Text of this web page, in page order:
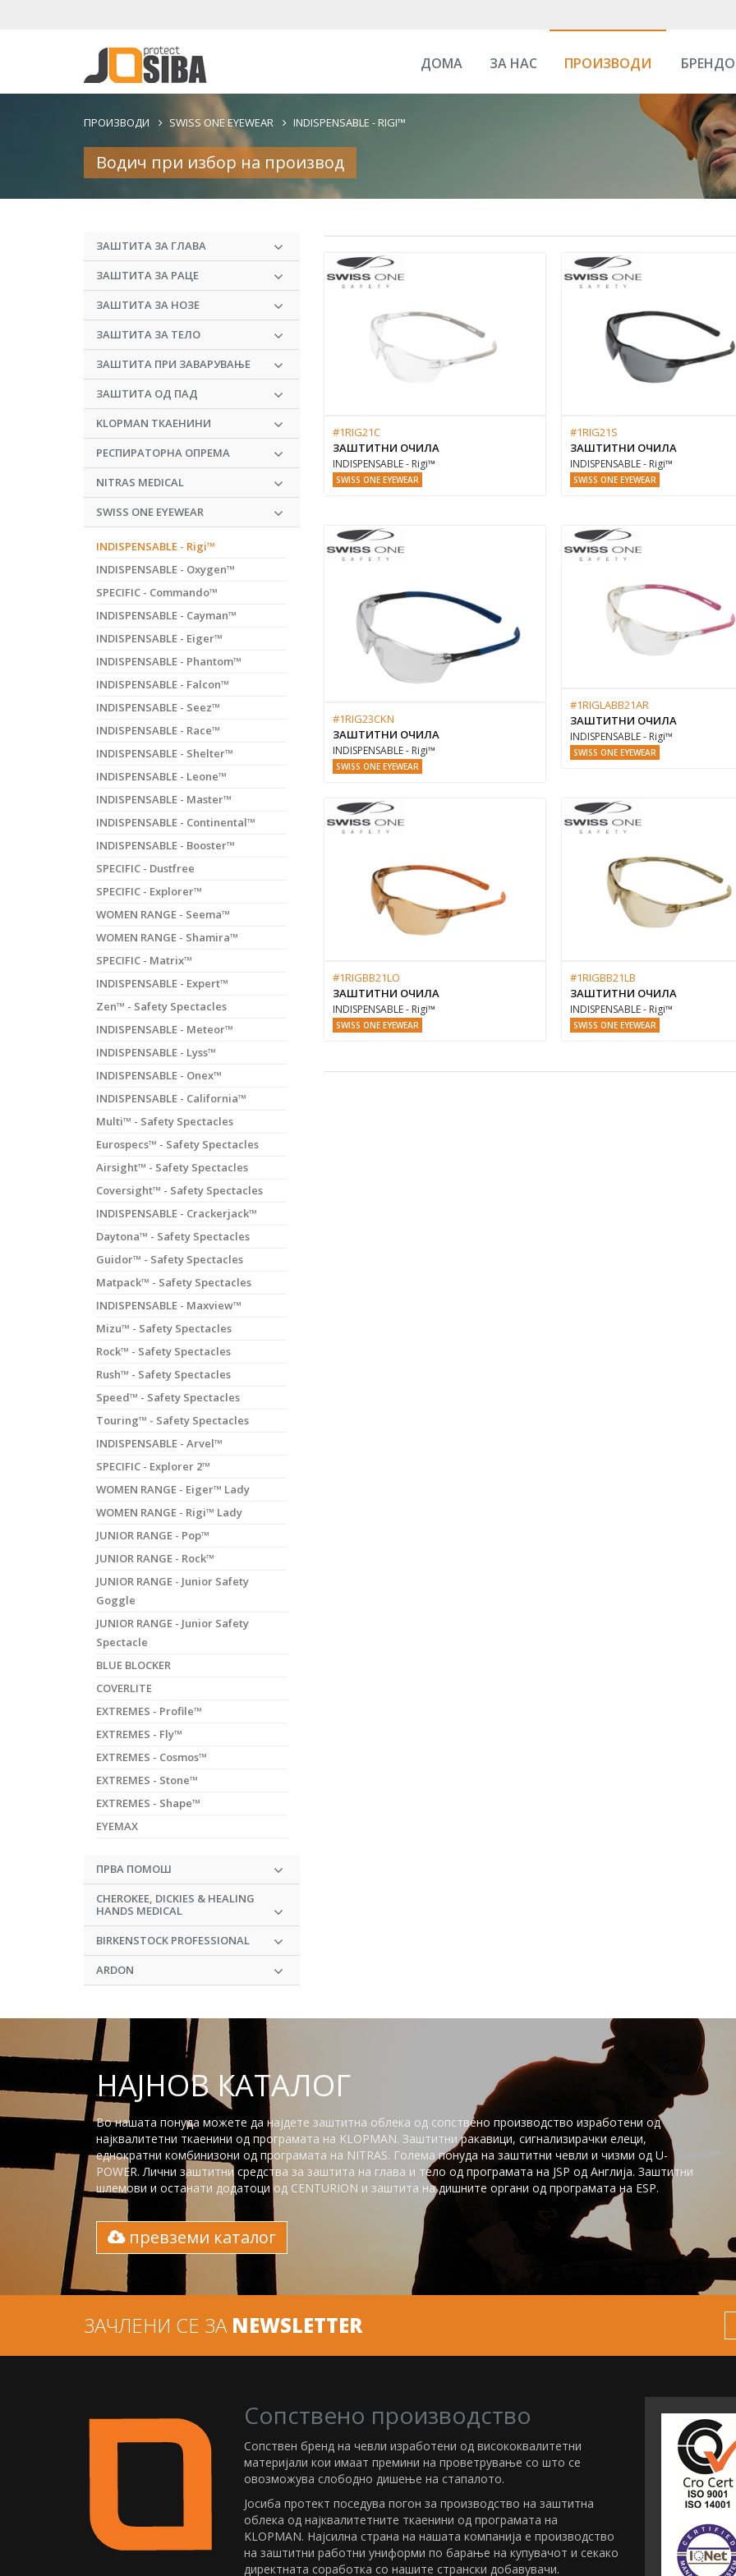
ДОМА ЗА НАС ПРОИЗВОДИ
ПРОИЗВОДИ SWISS ONE EYEWEAR INDISPENSABLE - RIGI™
Водич при избор на производ
ЗАШТИТА ЗА ГЛАВА
ЗАШТИТА ЗА РАЦЕ
ЗАШТИТА ЗА НОЗЕ
ЗАШТИТА ЗА ТЕЛО
ЗАШТИТА ПРИ ЗАВАРУВАЊЕ
ЗАШТИТА ОД ПАД
KLOPMAN ТКАЕНИНИ
РЕСПИРАТОРНА ОПРЕМА
NITRAS MEDICAL
SWISS ONE EYEWEAR
INDISPENSABLE - Rigi™
INDISPENSABLE - Oxygen™
SPECIFIC - Commando™
INDISPENSABLE - Cayman™
INDISPENSABLE - Eiger™
INDISPENSABLE - Phantom™
INDISPENSABLE - Falcon™
INDISPENSABLE - Seez™
INDISPENSABLE - Race™
INDISPENSABLE - Shelter™
INDISPENSABLE - Leone™
INDISPENSABLE - Master™
INDISPENSABLE - Continental™
INDISPENSABLE - Booster™
SPECIFIC - Dustfree
SPECIFIC - Explorer™
WOMEN RANGE - Seema™
WOMEN RANGE - Shamira™
SPECIFIC - Matrix™
INDISPENSABLE - Expert™
Zen™ - Safety Spectacles
INDISPENSABLE - Meteor™
INDISPENSABLE - Lyss™
INDISPENSABLE - Onex™
INDISPENSABLE - California™
Multi™ - Safety Spectacles
Eurospecs™ - Safety Spectacles
Airsight™ - Safety Spectacles
Coversight™ - Safety Spectacles
INDISPENSABLE - Crackerjack™
Daytona™ - Safety Spectacles
Guidor™ - Safety Spectacles
Matpack™ - Safety Spectacles
INDISPENSABLE - Maxview™
Mizu™ - Safety Spectacles
Rock™ - Safety Spectacles
Rush™ - Safety Spectacles
Speed™ - Safety Spectacles
Touring™ - Safety Spectacles
INDISPENSABLE - Arvel™
SPECIFIC - Explorer 2™
WOMEN RANGE - Eiger™ Lady
WOMEN RANGE - Rigi™ Lady
JUNIOR RANGE - Pop™
JUNIOR RANGE - Rock™
JUNIOR RANGE - Junior Safety
Goggle
JUNIOR RANGE - Junior Safety
Spectacle
BLUE BLOCKER
COVERLITE
EXTREMES - Profile™
EXTREMES - Fly™
EXTREMES - Cosmos™
EXTREMES - Stone™
EXTREMES - Shape™
EYEMAX
ПРВА ПОМОШ
CHEROKEE, DICKIES & HEALING
HANDS MEDICAL
BIRKENSTOCK PROFESSIONAL
ARDON
#1RIG21C
ЗАШТИТНИ ОЧИЛА
INDISPENSABLE - Rigi™
SWISS ONE EYEWEAR
#1RIG21S
ЗАШТИТНИ ОЧИЛА
INDISPENSABLE - Rigi™
SWISS ONE EYEWEAR
#1RIG23CKN
ЗАШТИТНИ ОЧИЛА
INDISPENSABLE - Rigi™
SWISS ONE EYEWEAR
#1RIGLABB21AR
ЗАШТИТНИ ОЧИЛА
INDISPENSABLE - Rigi™
SWISS ONE EYEWEAR
#1RIGBB21LO
ЗАШТИТНИ ОЧИЛА
INDISPENSABLE - Rigi™
SWISS ONE EYEWEAR
#1RIGBB21LB
ЗАШТИТНИ ОЧИЛА
INDISPENSABLE - Rigi™
SWISS ONE EYEWEAR
НАЈНОВ КАТАЛОГ
Во нашата понуда можете да најдете заштитна облека од сопствено производство изработени од
најквалитетни ткаенини од програмата на KLOPMAN. Заштитни ракавици, сигнализирачки елеци,
еднократни комбинизони од програмата на NITRAS. Голема понуда на заштитни чевли и чизми од U-
POWER. Лични заштитни средства за заштита на глaва и тело од програмата на JSP од Англија. Заштитни
шлемови и останати додатоци од CENTURION и заштита на дишните органи од програмата на ESP.
превземи каталог
ЗАЧЛЕНИ СЕ ЗА NEWSLETTER
Сопствено производство
Сопствен бренд на чевли изработени од висококвалитетни
материјали кои имаат премини на проветрување со што се
овозможува слободно дишење на стапалото.
Јосиба протект поседува погон за производство на заштитна
облека од најквалитетните ткаенини од програмата на
KLOPMAN. Најсилна страна на нашата компанија е производство
на заштитни работни униформи по барање на купувачот и секако
директната соработка со нашите странски добавувачи.